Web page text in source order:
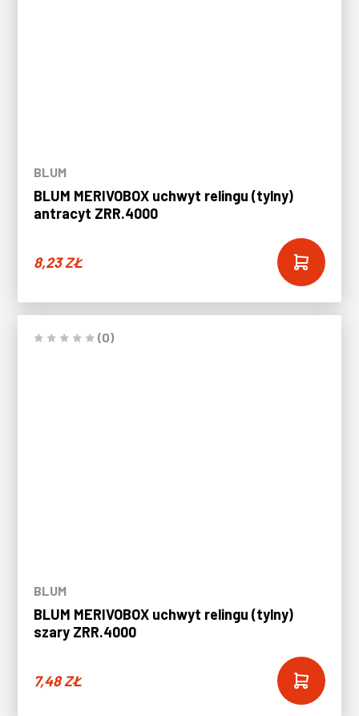
BLUM
BLUM MERIVOBOX uchwyt relingu (tylny)
antracyt ZRR.4000
8,23ZŁ
(0)
BLUM
BLUM MERIVOBOX uchwyt relingu (tylny)
szary ZRR.4000
7,48ZŁ